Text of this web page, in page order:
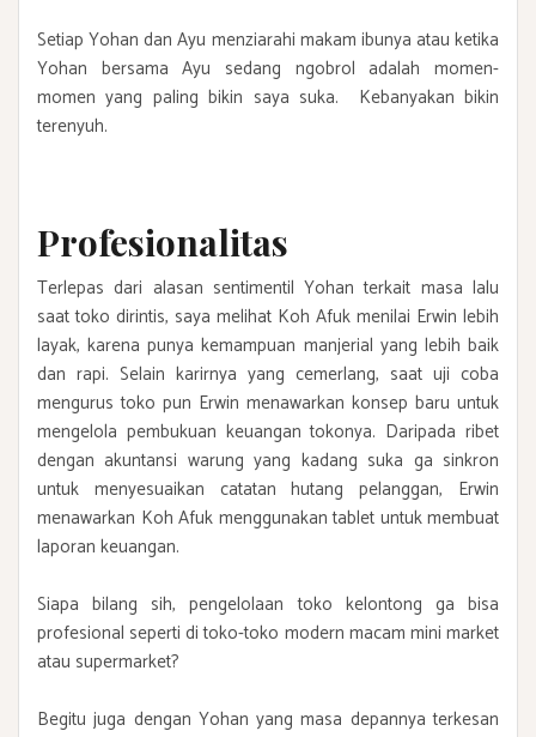
Setiap Yohan dan Ayu menziarahi makam ibunya atau ketika
Yohan bersama Ayu sedang ngobrol adalah momen-
momen yang paling bikin saya suka. Kebanyakan bikin
terenyuh.
Profesionalitas
Terlepas dari alasan sentimentil Yohan terkait masa lalu
saat toko dirintis, saya melihat Koh Afuk menilai Erwin lebih
layak, karena punya kemampuan manjerial yang lebih baik
dan rapi. Selain karirnya yang cemerlang, saat uji coba
mengurus toko pun Erwin menawarkan konsep baru untuk
mengelola pembukuan keuangan tokonya. Daripada ribet
dengan akuntansi warung yang kadang suka ga sinkron
untuk menyesuaikan catatan hutang pelanggan, Erwin
menawarkan Koh Afuk menggunakan tablet untuk membuat
laporan keuangan.
Siapa bilang sih, pengelolaan toko kelontong ga bisa
profesional seperti di toko-toko modern macam mini market
atau supermarket?
Begitu juga dengan Yohan yang masa depannya terkesan